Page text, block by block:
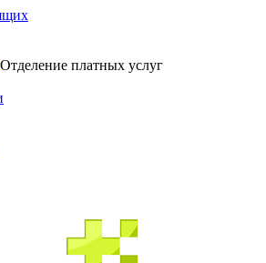
Отделение платных услуг